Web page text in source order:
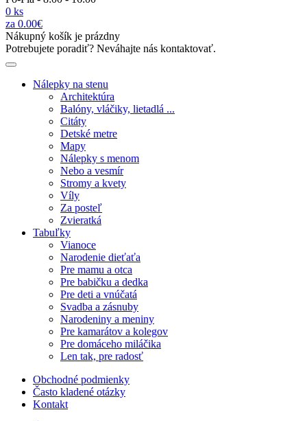
0 ks
za 0.00€
Nákupný košík je prázdny
Potrebujete poradiť? Neváhajte nás kontaktovať.
Nálepky na stenu
Architektúra
Balóny, vláčiky, lietadlá ...
Citáty
Detské metre
Mapy
Nálepky s menom
Nebo a vesmír
Stromy a kvety
Víly
Za posteľ
Zvieratká
Tabuľky
Vianoce
Narodenie dieťaťa
Pre mamu a otca
Pre babičku a dedka
Pre deti a vnúčatá
Svadba a zásnuby
Narodeniny a meniny
Pre kamarátov a kolegov
Pre domáceho miláčika
Len tak, pre radosť
Obchodné podmienky
Často kladené otázky
Kontakt